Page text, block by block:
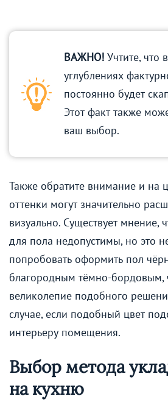
ВАЖНО! Учтите, что
углублениях
постоянно будет
Этот факт также
ваш выбор.
Также обратите внимание и на
оттенки могут значительно
визуально. Существует мнение,
для пола недопустимы, но это
попробовать оформить пол
благородным тёмно-бордовым,
великолепие подобного
случае, если подобный цвет
интерьеру помещения.
Выбор метода
на кухню